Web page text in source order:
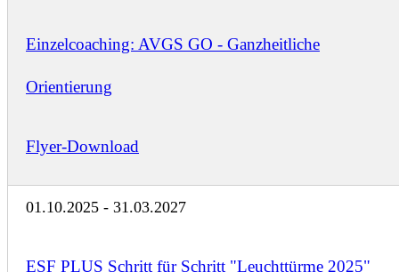
Einzelcoaching: AVGS GO - Ganzheitliche
Orientierung
Flyer-Download
01.10.2025 - 31.03.2027
ESF PLUS Schritt für Schritt "Leuchttürme 2025"